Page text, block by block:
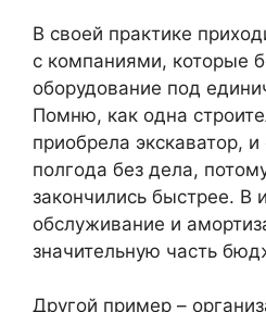
В своей практике
с компаниями, которые
оборудование под
Помню, как одна
приобрела экскаватор,
полгода без дела,
закончились быстрее. В
обслуживание и
значительную часть
Другой пример –